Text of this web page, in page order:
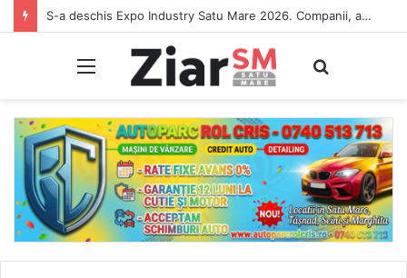
S-a deschis Expo Industry Satu Mare 2026. Companii, antreprenori și artiști, timp de trei zile în Grădina Romei
Meniu